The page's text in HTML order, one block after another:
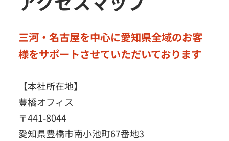
三河・名古屋を中心に愛知県全域のお客
様をサポートさせていただいております
【本社所在地】
豊橋オフィス
〒441-8044
愛知県豊橋市南小池町67番地3